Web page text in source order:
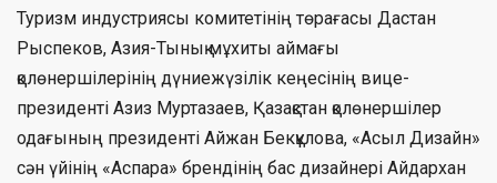
Туризм индустриясы комитетінің төрағасы Дастан
Рыспеков, Азия-Тынық мұхиты аймағы
қолөнершілерінің дүниежүзілік кеңесінің вице-
президенті Азиз Муртазаев, Қазақстан қолөнершілер
одағының президенті Айжан Бекқұлова, «Асыл Дизайн»
сән үйінің «Аспара» брендінің бас дизайнері Айдархан